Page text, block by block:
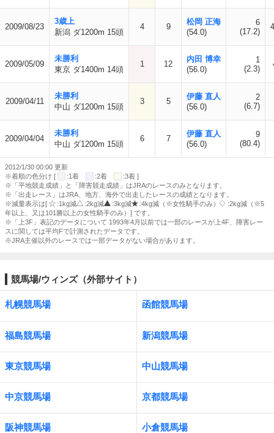
2009/08/23
3歳上
新潟 ダ1200m 15頭
4 9
松岡 正海
(54.0)
6
(17.2)
2009/05/09
未勝利
東京 ダ1400m 14頭
1 12
内田 博幸
(56.0)
1
(2.3)
2009/04/11
未勝利
中山 ダ1200m 15頭
3 5
伊藤 直人
(56.0)
2
(6.7)
2009/04/04
未勝利
中山 ダ1200m 15頭
6 7
伊藤 直人
(56.0)
9
(80.4)
2012/1/30 00:00 更新
※着順の色分け [
:1着 :2着
:3着 ]
※「平地競走成績」と「障害競走成績」はJRAのレースのみとなります。
※「出走レース」はJRA、地方、海外で出走したレースの成績となります。
※減量表示は[
:1kg減 :2kg減 :3kg減 :4kg減（※女性騎手のみ）
:2kg減（※5
年以上、又は101勝以上の女性騎手のみ）] です。
※「上3F」表記のデータについて 1993年4月以前では一部のレースが上4F、障害レー
スに関しては平均Fで計測されたデータです。
※JRA主催以外のレースでは一部データがない場合があります。
競馬場/ウィンズ（外部サイト）
札幌競馬場 函館競馬場
福島競馬場 新潟競馬場
東京競馬場 中山競馬場
中京競馬場 京都競馬場
阪神競馬場 小倉競馬場